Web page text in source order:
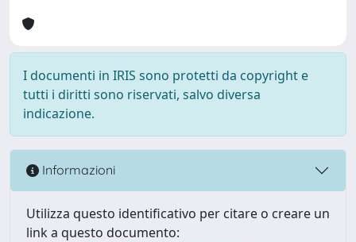
I documenti in IRIS sono protetti da copyright e
tutti i diritti sono riservati, salvo diversa
indicazione.
Informazioni
Utilizza questo identificativo per citare o creare un
link a questo documento: